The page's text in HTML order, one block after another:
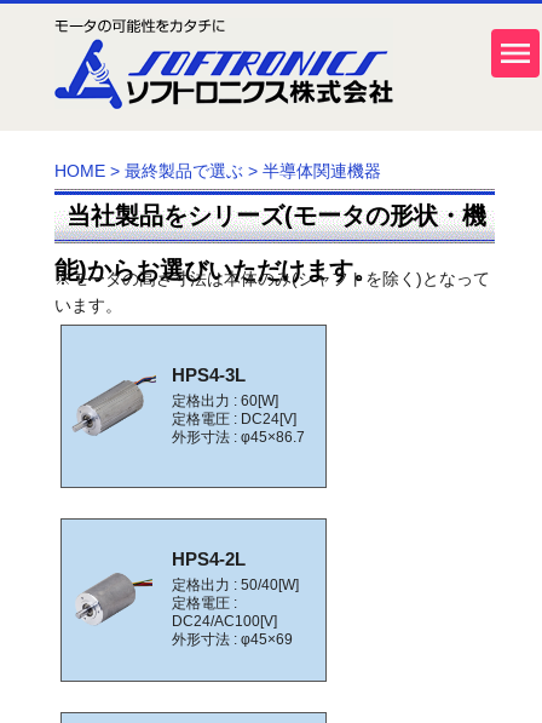
HOME> 最終製品で選ぶ > 半導体関連機器
当社製品をシリーズ(モータの形状・機
能)からお選びいただけます。
※モータの高さ寸法は本体のみ(シャフトを除く)となって
います。
HPS4-3L
定格出力 : 60[W]
定格電圧 : DC24[V]
外形寸法 : φ45×86.7
HPS4-2L
定格出力 : 50/40[W]
定格電圧 :
DC24/AC100[V]
外形寸法 : φ45×69